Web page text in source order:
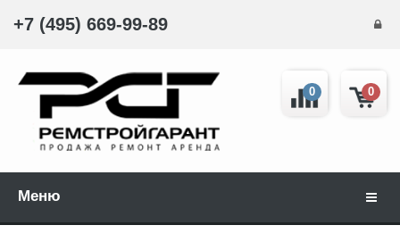
+7 (495) 669-99-89
0
0
Меню